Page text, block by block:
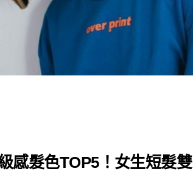
感髮色TOP5！女生短髮雙